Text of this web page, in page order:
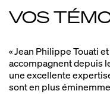
VOS
«Jean Philippe Touati
accompagnent depuis
une excellente
sont en plus